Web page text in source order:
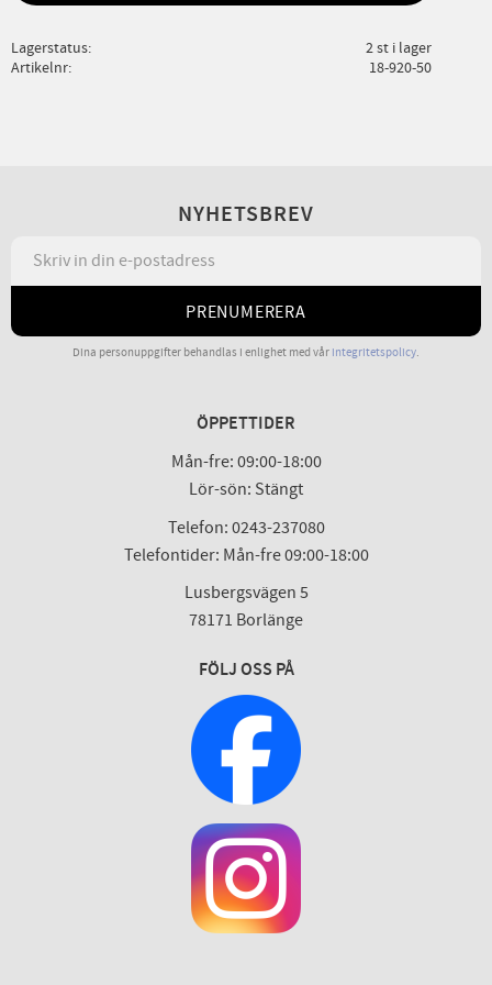
Lagerstatus
2 st i lager
Artikelnr
18-920-50
NYHETSBREV
PRENUMERERA
Dina personuppgifter behandlas i enlighet med vår integritetspolicy.
ÖPPETTIDER
Mån-fre: 09:00-18:00
Lör-sön: Stängt
Telefon: 0243-237080
Telefontider: Mån-fre 09:00-18:00
Lusbergsvägen 5
78171 Borlänge
FÖLJ OSS PÅ